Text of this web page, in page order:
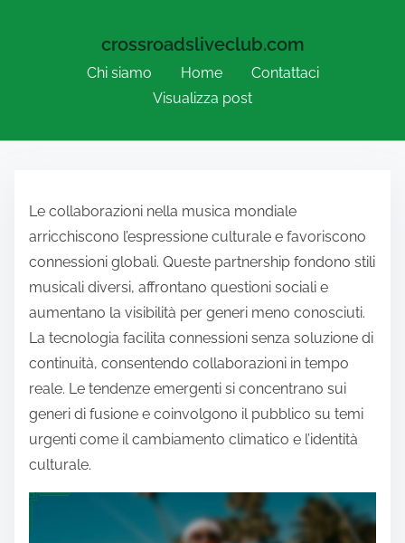
crossroadsliveclub.com
Chi siamo Home
Contattaci
Visualizza post
Le collaborazioni nella musica mondiale
arricchiscono l’espressione culturale e favoriscono
connessioni globali. Queste partnership fondono stili
musicali diversi, affrontano questioni sociali e
aumentano la visibilità per generi meno conosciuti.
La tecnologia facilita connessioni senza soluzione di
continuità, consentendo collaborazioni in tempo
reale. Le tendenze emergenti si concentrano sui
generi di fusione e coinvolgono il pubblico su temi
urgenti come il cambiamento climatico e l’identità
culturale.